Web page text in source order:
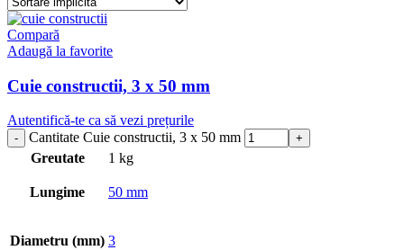
Compară
Adaugă la favorite
Cuie constructii, 3 x 50 mm
Autentifică-te ca să vezi prețurile
Cantitate Cuie constructii, 3 x 50 mm
Greutate
1 kg
Lungime 50 mm
Diametru (mm) 3